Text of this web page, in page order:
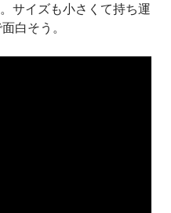
。サイズも小さくて持ち運
白そう。